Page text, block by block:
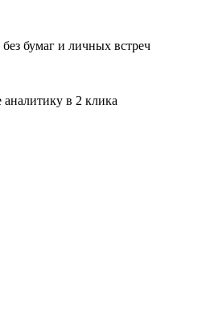
бумаг и личных встреч
аналитику в 2 клика